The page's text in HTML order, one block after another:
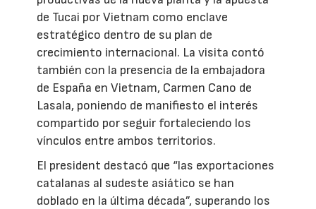
de Tucai por Vietnam como enclave
estratégico dentro de su plan de
crecimiento internacional. La visita contó
también con la presencia de la embajadora
de España en Vietnam, Carmen Cano de
Lasala, poniendo de manifiesto el interés
compartido por seguir fortaleciendo los
vínculos entre ambos territorios.
El president destacó que “las exportaciones
catalanas al sudeste asiático se han
doblado en la última década”, superando los